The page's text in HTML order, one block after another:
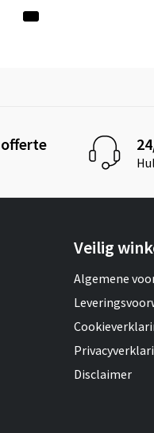
offerte
Veilig
Algemene
Disclaimer